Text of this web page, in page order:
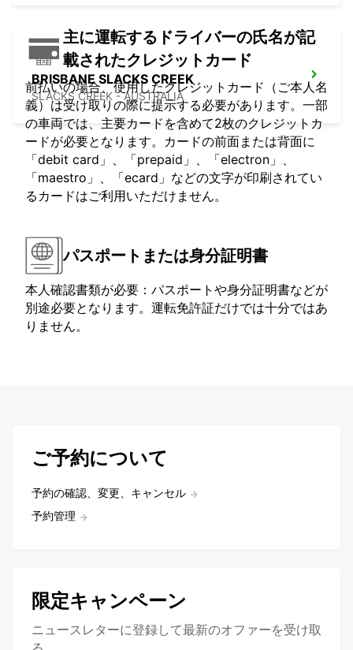
BRISBANE SLACKS CREEK
SLACKS CREEK - AUSTRALIA
主に運転するドライバーの氏名が記
載されたクレジットカード
前払いの場合、使用したクレジットカード（ご本人名
義）は受け取りの際に提示する必要があります。一部
の車両では、主要カードを含めて2枚のクレジットカ
ードが必要となります。カードの前面または背面に
「debit card」、「prepaid」、「electron」、
「maestro」、「ecard」などの文字が印刷されてい
るカードはご利用いただけません。
パスポートまたは身分証明書
本人確認書類が必要：パスポートや身分証明書などが
別途必要となります。運転免許証だけでは十分ではあ
りません。
ご予約について
予約の確認、変更、キャンセル
予約管理
限定キャンペーン
ニュースレターに登録して最新のオファーを受け取